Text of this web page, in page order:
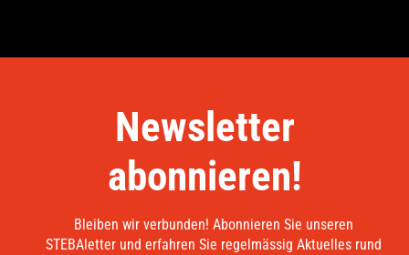
Newsletter
abonnieren!
Bleiben wir verbunden! Abonnieren Sie unseren
STEBAletter und erfahren Sie regelmässig Aktuelles rund